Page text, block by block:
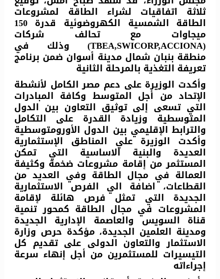
ثلاثة اتفاقيات لشراء الطاقة لمشروعات
الطاقة الشمسية الكهروضوئية قدرة 150
ميجاوات مع تحالف شركات
(TBEA,SWICORP,ACCIONA) وذلك في
منطقة بنبان شمال مدينة أسوان ضمن برنامج
تعريفة التغذية بالمرحلة الثانية
وأكدت الوزيرة على دعم مصر الكامل لأنشطة
الإتحاد من أجل المتوسط وكافة المبادرات
التي تسعى إلى توثيق التعاون بين الدول
المتوسطية وزيادة القدرة على التكامل
والترابط الإقليمي بين الدول الأورومتوسطية
وأكدت الوزيرة علي المناطق الإستثمارية
العديدة والبنية الاساسية التي تمكن
المستثمر من إقامة مشروعات ضخمة وكثيفة
العمالة في مجال الطاقة وفي العديد من
القطاعات، اضافة الي الفرص الاستثمارية
الجديدة التي تمثل فرص هائلة لإقامة
المشروعات في مجال الطاقة كمحور تنمية
قناة السويس والعاصمة الإدارية الجديدة
ومدينة العلمين الجديدة، مؤكدة حرص وزارة
الاستثمار والتعاون الدولى على تقديم كل
التيسيرات للمستثمرين من أجل إنهاء سرعة
إجراءاته